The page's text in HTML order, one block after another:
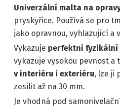
Univerzální malta na opravy
pryskyřice. Používá se pro
jako opravnou, vyhlazující a
Vykazuje perfektní
vykazuje vysokou pevnost
v interiéru i exteriéru, lze ji
zesílit až na 30 mm.
Je vhodná pod